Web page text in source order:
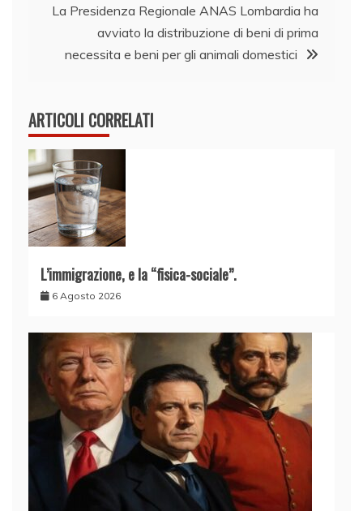
La Presidenza Regionale ANAS Lombardia ha
avviato la distribuzione di beni di prima
necessita e beni per gli animali domestici
ARTICOLI CORRELATI
L’immigrazione, e la “fisica-sociale”.
6 Agosto 2026